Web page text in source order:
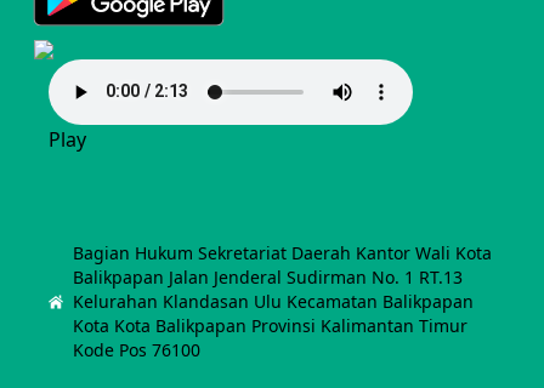
Play
Bagian Hukum Sekretariat Daerah Kantor Wali Kota
Balikpapan Jalan Jenderal Sudirman No. 1 RT.13
Kelurahan Klandasan Ulu Kecamatan Balikpapan
Kota Kota Balikpapan Provinsi Kalimantan Timur
Kode Pos 76100